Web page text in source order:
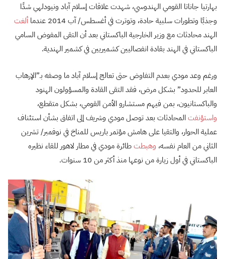
بهارتيا جاناتا القومي الهندوسي، شهدت علاقات إسلام آباد ونيودلهي شدًا
وجذبًا وتطورات سلبية حادة، وتوترت في أغسطس/ آب 2014 عندما
ألغت
الهند محادثات مع وزير الخارجية الباكستاني بعد أن التقى المفوض السامي
الباكستاني في الهند بقادة انفصاليين كشميريين في كشمير الهندية.
ورغم وعد مودي بعدم التفاوض حتى تعالج إسلام آباد ما وصفه بـ”الإرهاب
العابر للحدود” بشكل مرض، فقد التقى القادة والمسؤولون الهنود
والباكستانيون، بمن فيهم مستشارو الأمن القومي، بشكل متقطع،
واستؤنفتالمحادثات بعد توصل مودي وشريف إلى اتفاق بشأن استئناف
عملية الحوار، والتقيا على هامش مؤتمر باريس للمناخ في نوفمبر/ تشرين
الثاني من العام نفسه، وهبطتطائرة مودي في مطار لاهور للقاء نظيره
الباكستاني في أول زيارة من نوعها منذ أكثر من 10 سنوات.